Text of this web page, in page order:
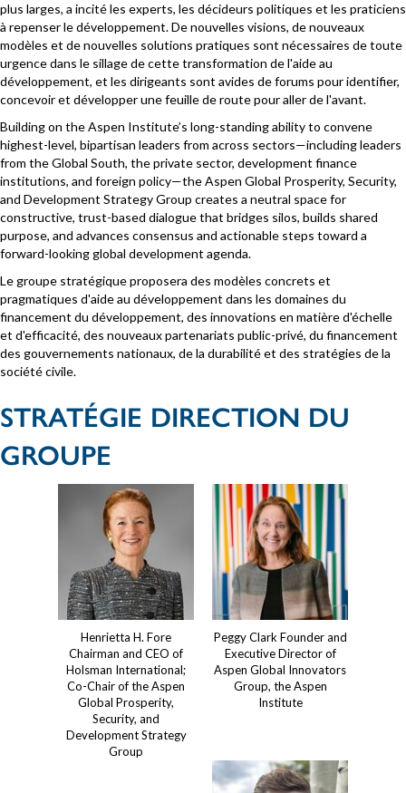
plus larges, a incité les experts, les décideurs politiques et les praticiens
à repenser le développement. De nouvelles visions, de nouveaux
modèles et de nouvelles solutions pratiques sont nécessaires de toute
urgence dans le sillage de cette transformation de l'aide au
développement, et les dirigeants sont avides de forums pour identifier,
concevoir et développer une feuille de route pour aller de l'avant.
Building on the Aspen Institute’s long-standing ability to convene
highest-level, bipartisan leaders from across sectors—including leaders
from the Global South, the private sector, development finance
institutions, and foreign policy—the Aspen Global Prosperity, Security,
and Development Strategy Group creates a neutral space for
constructive, trust-based dialogue that bridges silos, builds shared
purpose, and advances consensus and actionable steps toward a
forward-looking global development agenda.
Le groupe stratégique proposera des modèles concrets et
pragmatiques d'aide au développement dans les domaines du
financement du développement, des innovations en matière d'échelle
et d'efficacité, des nouveaux partenariats public-privé, du financement
des gouvernements nationaux, de la durabilité et des stratégies de la
société civile.
STRATÉGIE DIRECTION DU
GROUPE
Henrietta H. Fore
Chairman and CEO of
Holsman International;
Co-Chair of the Aspen
Global Prosperity,
Security, and
Development Strategy
Group
Peggy Clark Founder and
Executive Director of
Aspen Global Innovators
Group, the Aspen
Institute